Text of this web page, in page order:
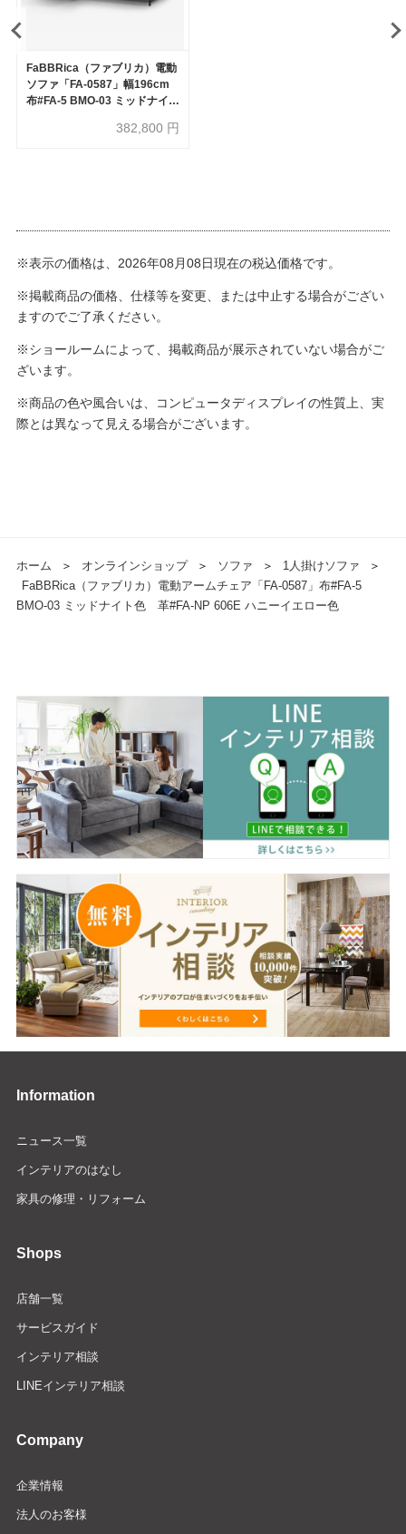
FaBBRica（ファブリカ）電動
ソファ「FA-0587」幅196cm
布#FA-5 BMO-03 ミッドナイト
382,800 円
※表示の価格は、2026年08月08日現在の税込価格です。
※掲載商品の価格、仕様等を変更、または中止する場合がござい
ますのでご了承ください。
※ショールームによって、掲載商品が展示されていない場合がご
ざいます。
※商品の色や風合いは、コンピュータディスプレイの性質上、実
際とは異なって見える場合がございます。
ホーム ＞ オンラインショップ ＞ ソファ ＞ 1人掛けソファ
＞
FaBBRica（ファブリカ）電動アームチェア「FA-0587」布#FA-5
BMO-03 ミッドナイト色 革#FA-NP 606E ハニーイエロー色
Information
ニュース一覧
インテリアのはなし
家具の修理・リフォーム
Shops
店舗一覧
サービスガイド
インテリア相談
LINEインテリア相談
Company
企業情報
法人のお客様